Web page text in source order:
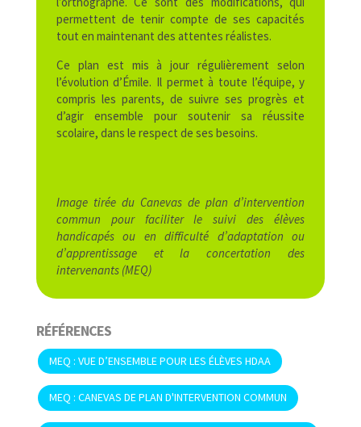
permettent de tenir compte de ses capacités
tout en maintenant des attentes réalistes.
Ce plan est mis à jour régulièrement selon
l’évolution d’Émile. Il permet à toute l’équipe, y
compris les parents, de suivre ses progrès et
d’agir ensemble pour soutenir sa réussite
scolaire, dans le respect de ses besoins.
Image tirée du Canevas de plan d’intervention
commun pour faciliter le suivi des élèves
handicapés ou en difficulté d’adaptation ou
d’apprentissage et la concertation des
intervenants (MEQ)
RÉFÉRENCES
MEQ : VUE D’ENSEMBLE POUR LES ÉLÈVES HDAA
MEQ : CANEVAS DE PLAN D'INTERVENTION COMMUN